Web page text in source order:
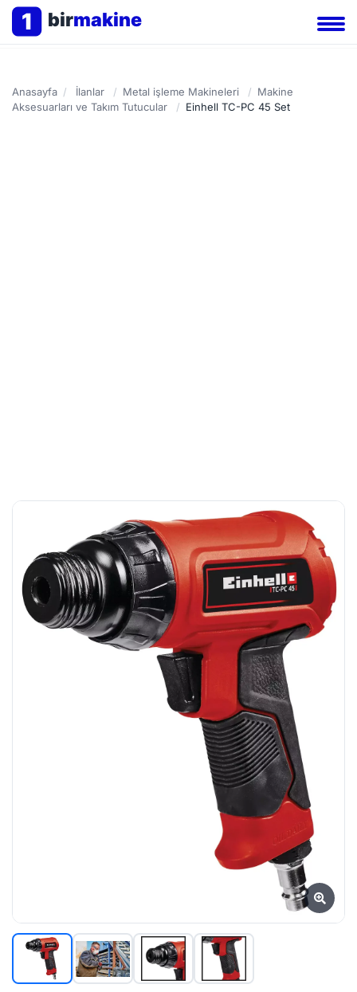
1 birmakine
Anasayfa / İlanlar / Metal işleme Makineleri / Makine
Aksesuarları ve Takım Tutucular
/ Einhell TC-PC 45 Set